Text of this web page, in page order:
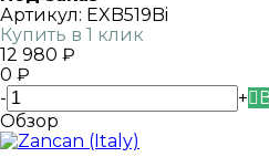
Артикул: EXB519Bi
Купить в 1 клик
12 980 ₽
0 ₽
-
+
Обзор